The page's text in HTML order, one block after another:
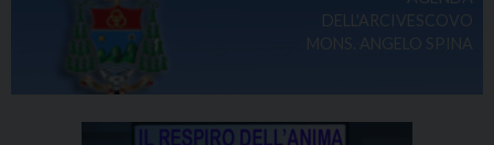
DELL'ARCIVESCOVO
MONS. ANGELO SPINA